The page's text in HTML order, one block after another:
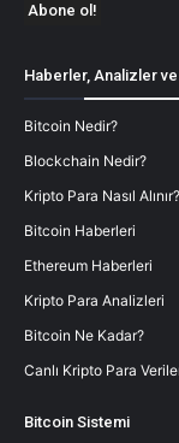
Haberler, Analizler
Bitcoin Nedir?
Blockchain Nedir?
Kripto Para Nasıl Alınır?
Bitcoin Haberleri
Ethereum Haberleri
Kripto Para Analizleri
Bitcoin Ne Kadar?
Canlı Kripto Para
Bitcoin Sistemi